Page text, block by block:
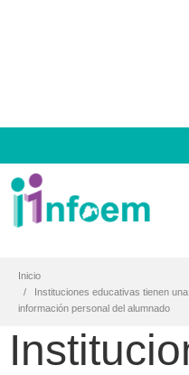
Inicio
Instituciones educativas tienen
información personal del alumnado